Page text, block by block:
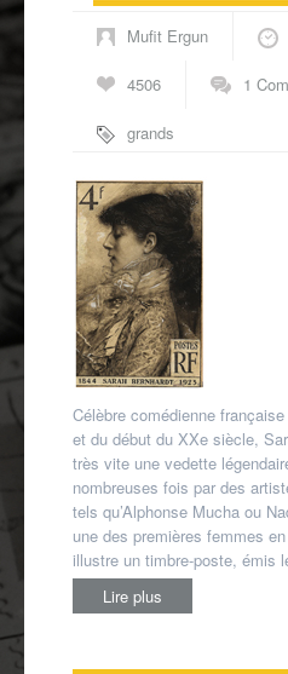
Agenda
Mufit Ergun
4506 1
grands
Bernhardt
Célèbre comédienne
et du début du XXe siècle,
très vite une vedette
nombreuses fois par des
tels qu’Alphonse Mucha ou
une des premières femmes
illustre un timbre-poste, émis
Lire plus